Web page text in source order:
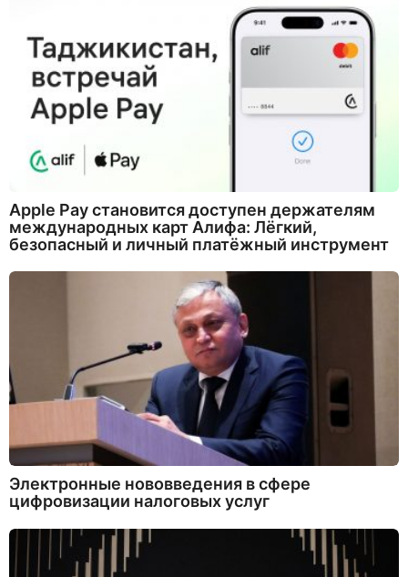
Apple Pay становится доступен держателям
международных карт Алифа: Лёгкий,
безопасный и личный платёжный инструмент
Электронные нововведения в сфере
цифровизации налоговых услуг